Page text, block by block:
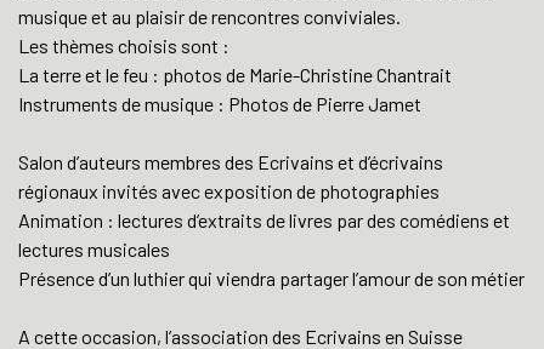
musique et au plaisir de rencontres conviviales.
Les thèmes choisis sont :
La terre et le feu : photos de Marie-Christine Chantrait
Instruments de musique : Photos de Pierre Jamet
Salon d’auteurs membres des Ecrivains et d’écrivains
régionaux invités avec exposition de photographies
Animation : lectures d’extraits de livres par des comédiens et
lectures musicales
Présence d’un luthier qui viendra partager l’amour de son métier
A cette occasion, l’association des Ecrivains en Suisse